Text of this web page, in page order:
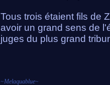
Tous trois étaient fils de
avoir un grand sens de
juges du plus grand
~Melaquablue~